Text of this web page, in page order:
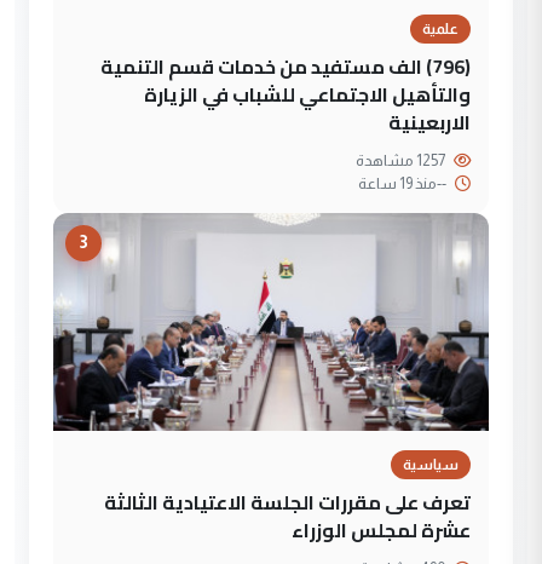
علمية
(796) الف مستفيد من خدمات قسم التنمية
والتأهيل الاجتماعي للشباب في الزيارة
الاربعينية
--منذ 19 ساعة
3
سياسية
تعرف على مقررات الجلسة الاعتيادية الثالثة
عشرة لمجلس الوزراء